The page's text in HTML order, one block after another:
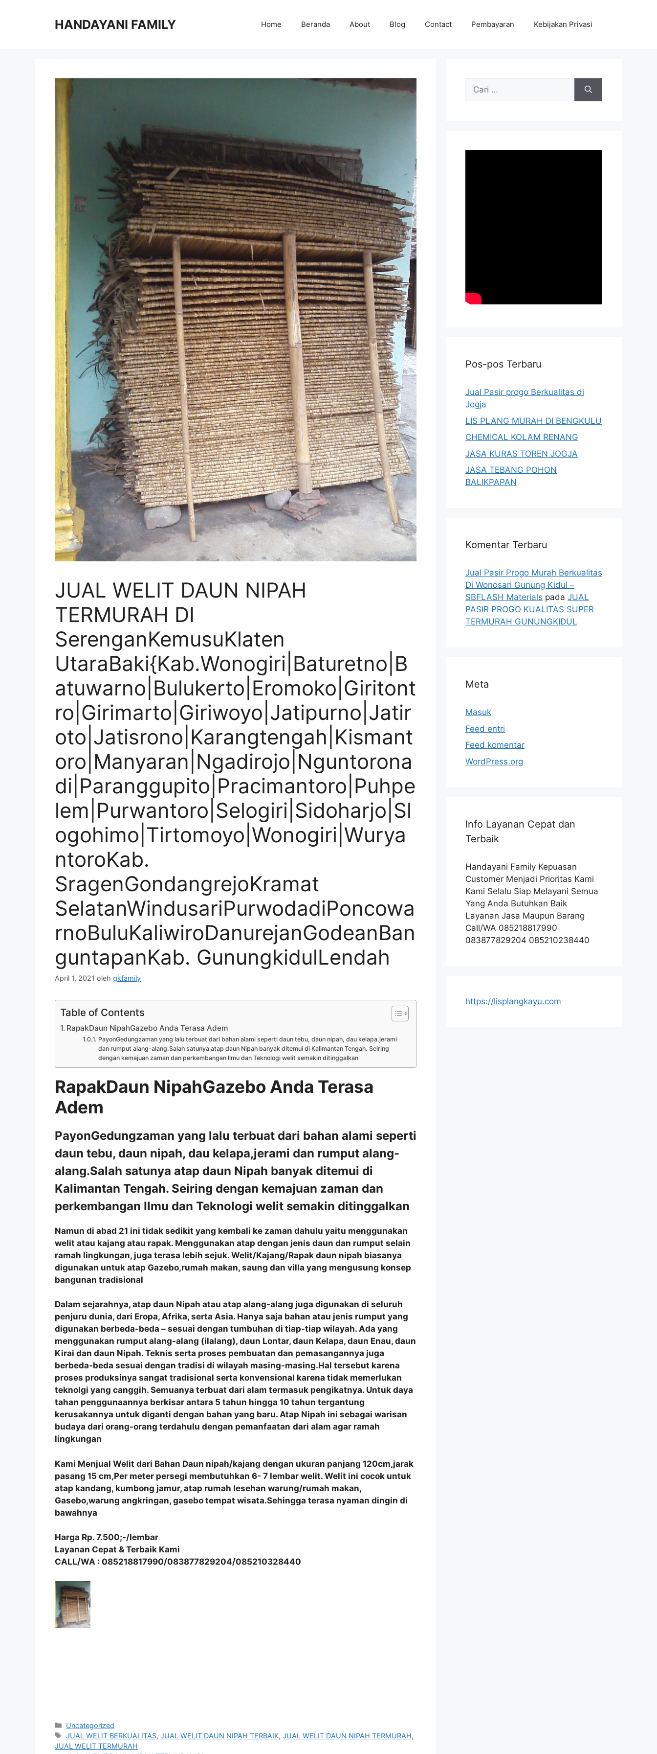
HANDAYANI FAMILY Home Beranda About Blog Contact Pembayaran Kebijakan Privasi
JUAL WELIT DAUN NIPAH
TERMURAH DI
SerenganKemusuKlaten
UtaraBaki{Kab.Wonogiri|Baturetno|B
atuwarno|Bulukerto|Eromoko|Giritont
ro|Girimarto|Giriwoyo|Jatipurno|Jatir
oto|Jatisrono|Karangtengah|Kismant
oro|Manyaran|Ngadirojo|Nguntorona
di|Paranggupito|Pracimantoro|Puhpe
lem|Purwantoro|Selogiri|Sidoharjo|Sl
ogohimo|Tirtomoyo|Wonogiri|Wurya
ntoroKab.
SragenGondangrejoKramat
SelatanWindusariPurwodadiPoncowa
rnoBuluKaliwiroDanurejanGodeanBan
guntapanKab. GunungkidulLendah
April 1, 2021 oleh gkfamily
Table of Contents
RapakDaun NipahGazebo Anda Terasa Adem
PayonGedungzaman yang lalu terbuat dari bahan alami seperti daun tebu, daun nipah, dau kelapa,jerami
dan rumput alang-alang.Salah satunya atap daun Nipah banyak ditemui di Kalimantan Tengah. Seiring
dengan kemajuan zaman dan perkembangan Ilmu dan Teknologi welit semakin ditinggalkan
RapakDaun NipahGazebo Anda Terasa
Adem
PayonGedungzaman yang lalu terbuat dari bahan alami seperti
daun tebu, daun nipah, dau kelapa,jerami dan rumput alang-
alang.Salah satunya atap daun Nipah banyak ditemui di
Kalimantan Tengah. Seiring dengan kemajuan zaman dan
perkembangan Ilmu dan Teknologi welit semakin ditinggalkan
Namun di abad 21 ini tidak sedikit yang kembali ke zaman dahulu yaitu menggunakan
welit atau kajang atau rapak. Menggunakan atap dengan jenis daun dan rumput selain
ramah lingkungan, juga terasa lebih sejuk. Welit/Kajang/Rapak daun nipah biasanya
digunakan untuk atap Gazebo,rumah makan, saung dan villa yang mengusung konsep
bangunan tradisional
Dalam sejarahnya, atap daun Nipah atau atap alang-alang juga digunakan di seluruh
penjuru dunia, dari Eropa, Afrika, serta Asia. Hanya saja bahan atau jenis rumput yang
digunakan berbeda-beda – sesuai dengan tumbuhan di tiap-tiap wilayah. Ada yang
menggunakan rumput alang-alang (ilalang), daun Lontar, daun Kelapa, daun Enau, daun
Kirai dan daun Nipah. Teknis serta proses pembuatan dan pemasangannya juga
berbeda-beda sesuai dengan tradisi di wilayah masing-masing.Hal tersebut karena
proses produksinya sangat tradisional serta konvensional karena tidak memerlukan
teknolgi yang canggih. Semuanya terbuat dari alam termasuk pengikatnya. Untuk daya
tahan penggunaannya berkisar antara 5 tahun hingga 10 tahun tergantung
kerusakannya untuk diganti dengan bahan yang baru. Atap Nipah ini sebagai warisan
budaya dari orang-orang terdahulu dengan pemanfaatan dari alam agar ramah
lingkungan
Kami Menjual Welit dari Bahan Daun nipah/kajang dengan ukuran panjang 120cm,jarak
pasang 15 cm,Per meter persegi membutuhkan 6- 7 lembar welit. Welit ini cocok untuk
atap kandang, kumbong jamur, atap rumah lesehan warung/rumah makan,
Gasebo,warung angkringan, gasebo tempat wisata.Sehingga terasa nyaman dingin di
bawahnya
Harga Rp. 7.500;-/lembar
Layanan Cepat & Terbaik Kami
CALL/WA : 085218817990/083877829204/085210328440
Kategori
Uncategorized
Tag
JUAL WELIT BERKUALITAS,JUAL WELIT DAUN NIPAH TERBAIK,JUAL WELIT DAUN NIPAH TERMURAH,
JUAL WELIT TERMURAH
Cari
Pos-pos Terbaru
Jual Pasir progo Berkualitas di
Jogja
LIS PLANG MURAH DI BENGKULU
CHEMICAL KOLAM RENANG
JASA KURAS TOREN JOGJA
JASA TEBANG POHON
BALIKPAPAN
Komentar Terbaru
Jual Pasir Progo Murah Berkualitas
Di Wonosari Gunung Kidul –
SBFLASH Materials pada JUAL
PASIR PROGO KUALITAS SUPER
TERMURAH GUNUNGKIDUL
Meta
Masuk
Feed entri
Feed komentar
WordPress.org
Info Layanan Cepat dan
Terbaik
Handayani Family Kepuasan
Customer Menjadi Prioritas Kami
Kami Selalu Siap Melayani Semua
Yang Anda Butuhkan Baik
Layanan Jasa Maupun Barang
Call/WA 085218817990
083877829204 085210238440
https://lisplangkayu.com